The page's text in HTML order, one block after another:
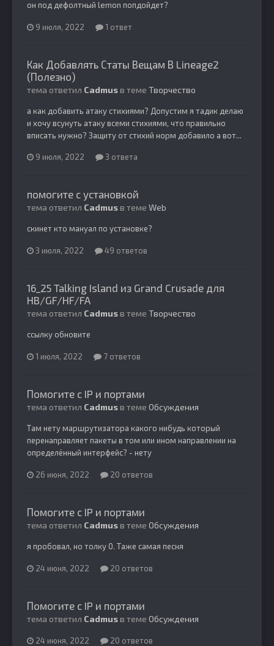
он под дефолтный lemon попдойдет?
9 июля, 2022 1 ответ
Как Добавлять Статы Вещам В Lineage2
(Полезно)
тема ответил Cadmusв теме Творчество
а как добавить атаку стихиями? Допустим я тадик делаю
и хочу всунуть атаку всеми стихиями, что правильно
вписать нужно? Защиту от стихий норм добавило а вот...
9 июля, 2022 3 ответа
помогите с установкой
тема ответил Cadmusв теме Web
скинет кто мануал по установке?
3 июля, 2022 49 ответов
16_25 Talking Island из Grand Crusade для
HB/GF/HF/FA
тема ответил Cadmusв теме Творчество
ссылку обновите
1 июля, 2022 7 ответов
Помогите с IP и портами
тема ответил Cadmusв теме Обсуждения
Там нету маршрутизатора какого нибудь который
перенаправляет пакеты в том или ином направлении на
определённый интерфейс? - нету
26 июня, 2022 20 ответов
Помогите с IP и портами
тема ответил Cadmusв теме Обсуждения
я пробовал, но толку 0. Таже самая песня
24 июня, 2022 20 ответов
Помогите с IP и портами
тема ответил Cadmusв теме Обсуждения
24 июня, 2022 20 ответов